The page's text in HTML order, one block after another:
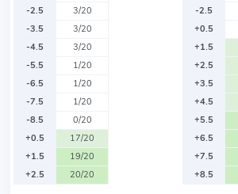
-2.5
3/20
-3.5
3/20
-4.5
3/20
-5.5
1/20
-6.5
1/20
-7.5
1/20
-8.5
0/20
+0.5
17/20
+1.5
19/20
+2.5
20/20
-2.5
+0.5
+1.5
+2.5
+3.5
+4.5
+5.5
+6.5
+7.5
+8.5